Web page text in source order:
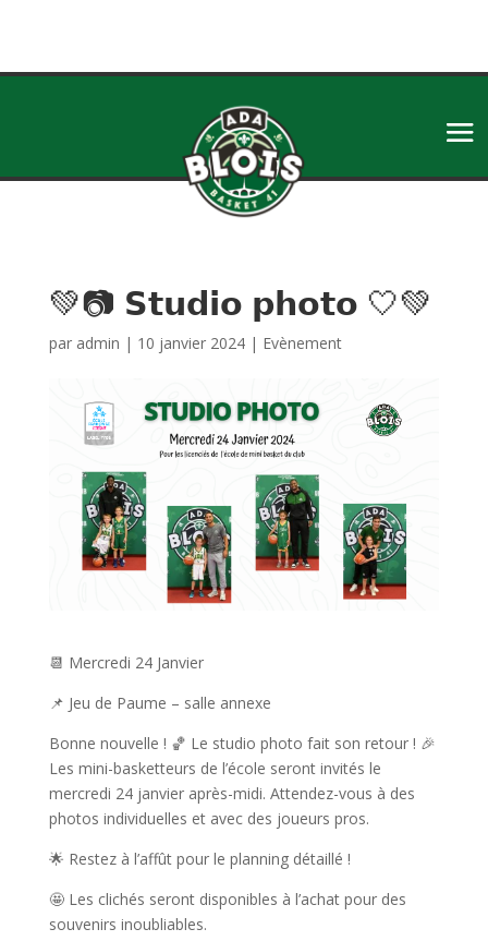
💚📷 𝗦𝘁𝘂𝗱𝗶𝗼 𝗽𝗵𝗼𝘁𝗼 🤍💚
par admin | 10 janvier 2024| Evènement
📆 Mercredi 24 Janvier
📌 Jeu de Paume – salle annexe
Bonne nouvelle ! 🏀 Le studio photo fait son retour ! 🎉
Les mini-basketteurs de l’école seront invités le
mercredi 24 janvier après-midi. Attendez-vous à des
photos individuelles et avec des joueurs pros.
🌟 Restez à l’affût pour le planning détaillé !
🤩 Les clichés seront disponibles à l’achat pour des
souvenirs inoubliables.